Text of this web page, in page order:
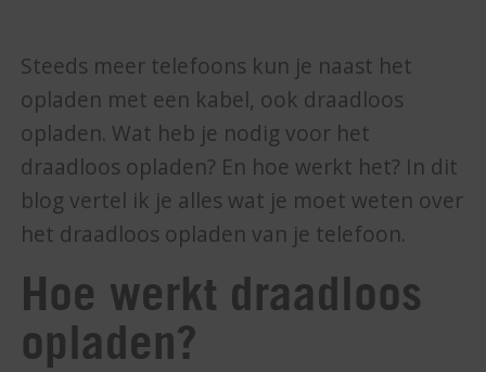
Steeds meer telefoons kun je naast het
opladen met een kabel, ook draadloos
opladen. Wat heb je nodig voor het
draadloos opladen? En hoe werkt het? In dit
blog vertel ik je alles wat je moet weten over
het draadloos opladen van je telefoon.
Hoe werkt draadloos
opladen?